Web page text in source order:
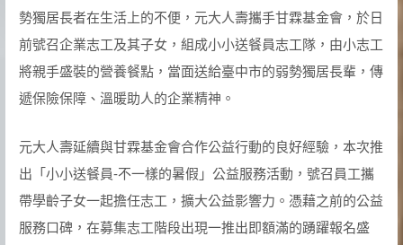
勢獨居長者在生活上的不便，元大人壽攜手甘霖基金會，於日
前號召企業志工及其子女，組成小小送餐員志工隊，由小志工
將親手盛裝的營養餐點，當面送給臺中市的弱勢獨居長輩，傳
遞保險保障、溫暖助人的企業精神。
元大人壽延續與甘霖基金會合作公益行動的良好經驗，本次推
出「小小送餐員-不一樣的暑假」公益服務活動，號召員工攜
帶學齡子女一起擔任志工，擴大公益影響力。憑藉之前的公益
服務口碑，在募集志工階段出現一推出即額滿的踴躍報名盛